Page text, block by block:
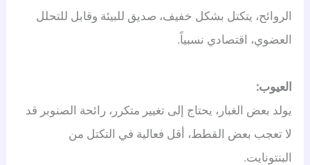
الروائح، يتكتل بشكل خفيف، صديق للبيئة وقابل للتحلل
العضوي، اقتصادي نسبياً.
العيوب:
يولد بعض الغبار، يحتاج إلى تغيير متكرر، رائحة الصنوبر قد
لا تعجب بعض القطط، أقل فعالية في التكتل من
البنتونايت.